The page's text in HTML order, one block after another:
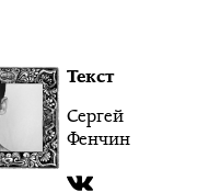
Текст
Сергей
Фенчин